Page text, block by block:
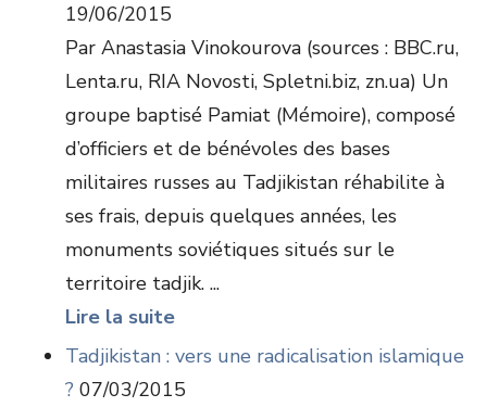
19/06/2015
Par Anastasia Vinokourova (sources : BBC.ru,
Lenta.ru, RIA Novosti, Spletni.biz, zn.ua) Un
groupe baptisé Pamiat (Mémoire), composé
d’officiers et de bénévoles des bases
militaires russes au Tadjikistan réhabilite à
ses frais, depuis quelques années, les
monuments soviétiques situés sur le
territoire tadjik. ...
Lire la suite
Tadjikistan : vers une radicalisation islamique
? 07/03/2015